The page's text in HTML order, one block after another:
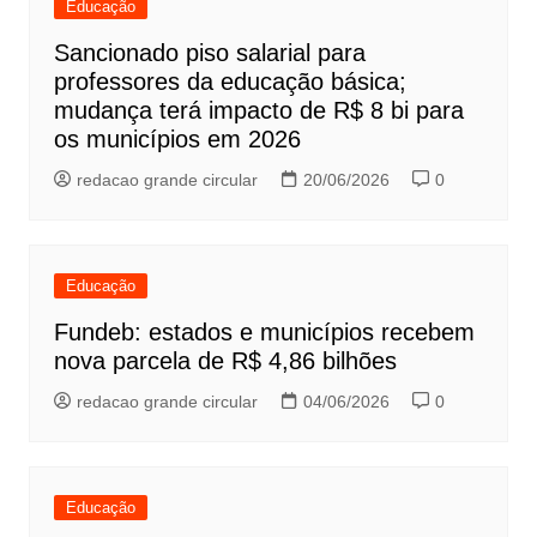
Educação
Sancionado piso salarial para
professores da educação básica;
mudança terá impacto de R$ 8 bi para
os municípios em 2026
redacao grande circular 20/06/2026 0
Educação
Fundeb: estados e municípios recebem
nova parcela de R$ 4,86 bilhões
redacao grande circular 04/06/2026 0
Educação